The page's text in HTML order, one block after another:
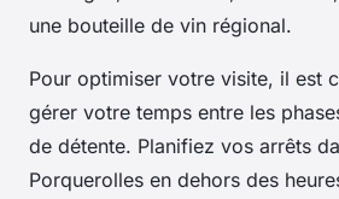
une bouteille de vin régional.
Pour optimiser votre visite, il est
gérer votre temps entre les
de détente. Planifiez vos arrêts
Porquerolles en dehors des